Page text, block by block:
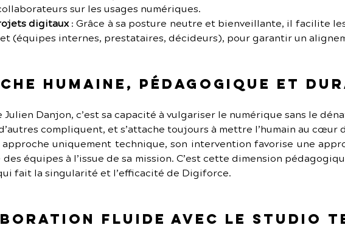
sur les usages numériques.
digitaux : Grâce à sa posture neutre et bienveillante, il facilite
(équipes internes, prestataires, décideurs), pour garantir un
humaine, pédagogique et
Danjon, c’est sa capacité à vulgariser le numérique sans le
compliquent, et s’attache toujours à mettre l’humain au cœur
uniquement technique, son intervention favorise une
équipes à l’issue de sa mission. C’est cette dimension
fait la singularité et l’efficacité de Digiforce.
fluide avec Le Studio